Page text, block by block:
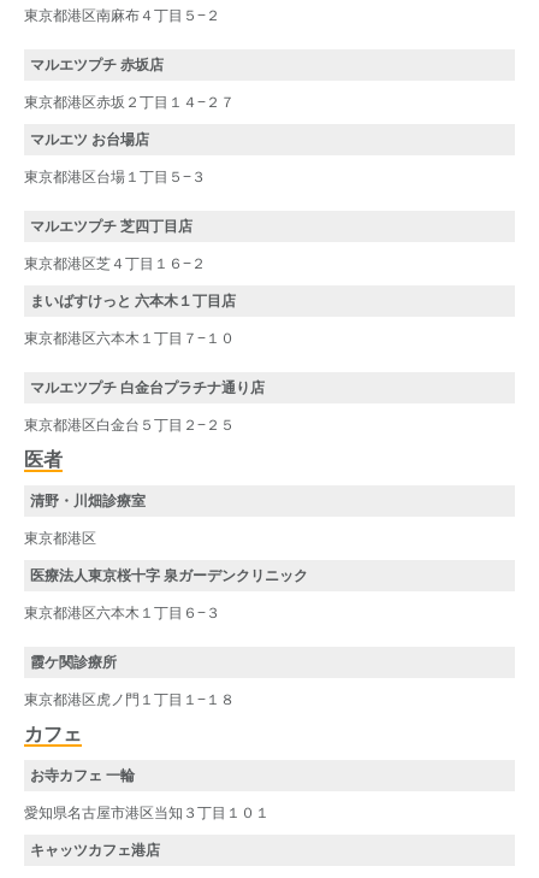
東京都港区南麻布４丁目５−２
マルエツプチ 赤坂店
東京都港区赤坂２丁目１４−２７
マルエツ お台場店
東京都港区台場１丁目５−３
マルエツプチ 芝四丁目店
東京都港区芝４丁目１６−２
まいばすけっと 六本木１丁目店
東京都港区六本木１丁目７−１０
マルエツプチ 白金台プラチナ通り店
東京都港区白金台５丁目２−２５
医者
清野・川畑診療室
東京都港区
医療法人東京桜十字 泉ガーデンクリニック
東京都港区六本木１丁目６−３
霞ケ関診療所
東京都港区虎ノ門１丁目１−１８
カフェ
お寺カフェ 一輪
愛知県名古屋市港区当知３丁目１０１
キャッツカフェ港店